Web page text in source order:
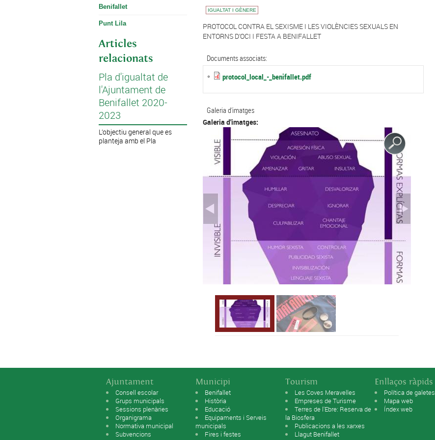
Benifallet
Punt Lila
Articles
relacionats
Pla d'igualtat de
l'Ajuntament de
Benifallet 2020-
2023
L’objectiu general que es
planteja amb el Pla
IGUALTAT I GÈNERE
PROTOCOL CONTRA EL SEXISME I LES VIOLÈNCIES SEXUALS EN
ENTORNS D’OCI I FESTA A BENIFALLET
Documents associats:
protocol_local_-_benifallet.pdf
Galeria d'imatges
Galeria d'imatges:
Ajuntament
Consell escolar
Grups municipals
Sessions plenàries
Organigrama
Normativa municipal
Subvencions
Municipi
Benifallet
Història
Educació
Equipaments i Serveis
municipals
Fires i festes
Tourism
Les Coves Meravelles
Empreses de Turisme
Terres de l'Ebre: Reserva de
la Biosfera
Publicacions a les xarxes
Llagut Benifallet
Enllaços ràpids
Política de galetes
Mapa web
Índex web